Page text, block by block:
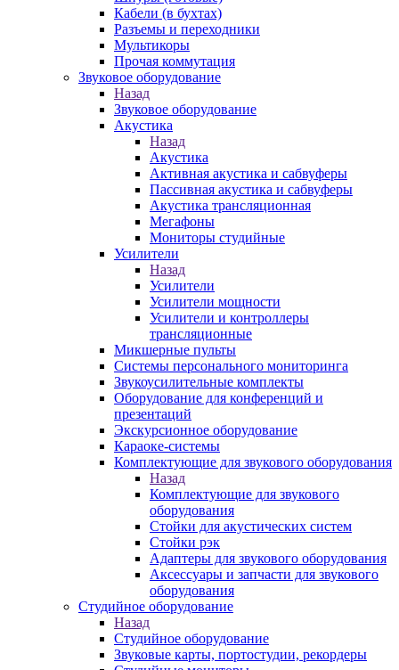
Кабели (в бухтах)
Разъемы и переходники
Мультикоры
Прочая коммутация
Звуковое оборудование
Назад
Звуковое оборудование
Акустика
Назад
Акустика
Активная акустика и сабвуферы
Пассивная акустика и сабвуферы
Акустика трансляционная
Мегафоны
Мониторы студийные
Усилители
Назад
Усилители
Усилители мощности
Усилители и контроллеры
трансляционные
Микшерные пульты
Системы персонального мониторинга
Звукоусилительные комплекты
Оборудование для конференций и
презентаций
Экскурсионное оборудование
Караоке-системы
Комплектующие для звукового оборудования
Назад
Комплектующие для звукового
оборудования
Стойки для акустических систем
Стойки рэк
Адаптеры для звукового оборудования
Аксессуары и запчасти для звукового
оборудования
Студийное оборудование
Назад
Студийное оборудование
Звуковые карты, портостудии, рекордеры